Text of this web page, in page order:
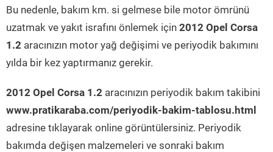
Bu nedenle, bakım km. si gelmese bile motor ömrünü
uzatmak ve yakıt israfını önlemek için 2012 Opel Corsa
1.2 aracınızın motor yağ değişimi ve periyodik bakımını
yılda bir kez yaptırmanız gerekir.
2012 Opel Corsa 1.2 aracınızın periyodik bakım takibini
www.pratikaraba.com/periyodik-bakim-tablosu.html
adresine tıklayarak online görüntülersiniz. Periyodik
bakımda değişen malzemeleri ve sonraki bakım